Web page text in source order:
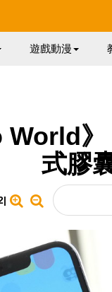
遊戲動漫
World
式膠
|